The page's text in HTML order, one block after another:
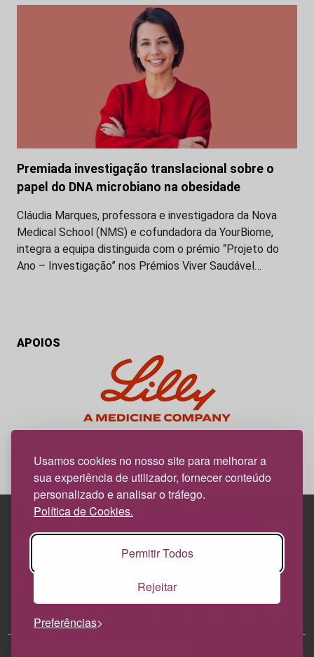
Usamos cookies no nosso site para melhorar a
sua experiência de utilizador, fornecer conteúdo
personalizado e analisar o tráfego.
Política de Cookies.
Permitir Todos
Rejeitar
Preferências
Premiada investigação translacional sobre o
papel do DNA microbiano na obesidade
Cláudia Marques, professora e investigadora da Nova
Medical School (NMS) e cofundadora da YourBiome,
integra a equipa distinguida com o prémio “Projeto do
Ano – Investigação” nos Prémios Viver Saudável…
APOIOS
News Farma, possível com o apoio da Lilly.
Edif. Lisboa Oriente | Av. Infante D. Henrique, n.º 333H, esc.
1800-282 Lisboa | Portugal